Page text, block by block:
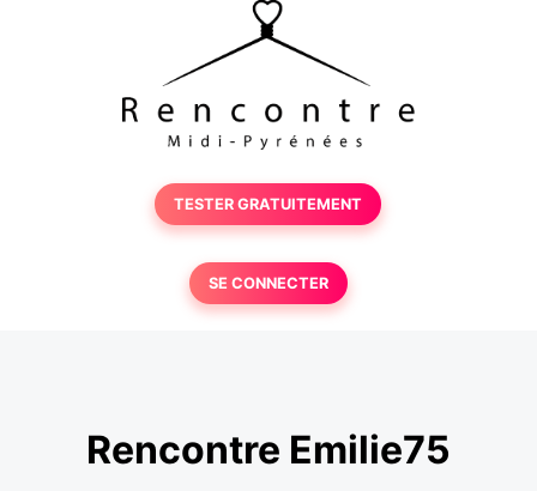
TESTER GRATUITEMENT
SE CONNECTER
Rencontre Emilie75